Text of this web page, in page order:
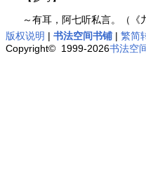
～有耳，阿七听私言。（《
版权说明 | 书法空间书铺 | 繁简
Copyright© 1999-2026书法空